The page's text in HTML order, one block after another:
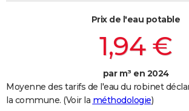
Bricolage
Lifestyle
Culture
Sport
Auto
Television
Voyage
Cinema
Prix de l'eau potable
1,94 €
par m³ en 2024
Moyenne des tarifs de l'eau du robinet
la commune. (Voir la méthodologie)